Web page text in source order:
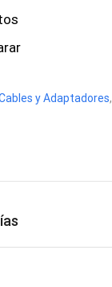
y Adaptadores,